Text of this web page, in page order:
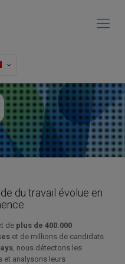
du travail évolue en
de plus de 400.000
et de millions de candidats
, nous détectons les
et analysons leurs